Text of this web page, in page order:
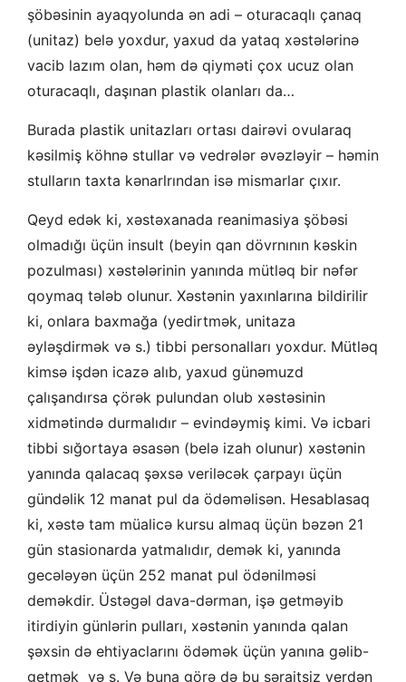
şöbəsinin ayaqyolunda ən adi – oturacaqlı çanaq
(unitaz) belə yoxdur, yaxud da yataq xəstələrinə
vacib lazım olan, həm də qiyməti çox ucuz olan
oturacaqlı, daşınan plastik olanları da…
Burada plastik unitazları ortası dairəvi ovularaq
kəsilmiş köhnə stullar və vedrələr əvəzləyir – həmin
stulların taxta kənarlrından isə mismarlar çıxır.
Qeyd edək ki, xəstəxanada reanimasiya şöbəsi
olmadığı üçün insult (beyin qan dövrnının kəskin
pozulması) xəstələrinin yanında mütləq bir nəfər
qoymaq tələb olunur. Xəstənin yaxınlarına bildirilir
ki, onlara baxmağa (yedirtmək, unitaza
əyləşdirmək və s.) tibbi personalları yoxdur. Mütləq
kimsə işdən icazə alıb, yaxud günəmuzd
çalışandırsa çörək pulundan olub xəstəsinin
xidmətində durmalıdır – evindəymiş kimi. Və icbari
tibbi sığortaya əsasən (belə izah olunur) xəstənin
yanında qalacaq şəxsə veriləcək çarpayı üçün
gündəlik 12 manat pul da ödəməlisən. Hesablasaq
ki, xəstə tam müalicə kursu almaq üçün bəzən 21
gün stasionarda yatmalıdır, demək ki, yanında
gecələyən üçün 252 manat pul ödənilməsi
deməkdir. Üstəgəl dava-dərman, işə getməyib
itirdiyin günlərin pulları, xəstənin yanında qalan
şəxsin də ehtiyaclarını ödəmək üçün yanına gəlib-
getmək və s. Və buna görə də bu şəraitsiz yerdən